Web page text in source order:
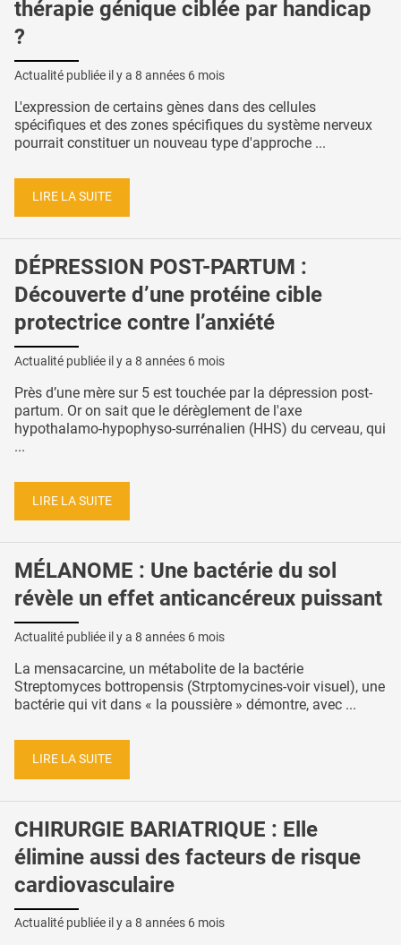
thérapie génique ciblée par handicap
?
Actualité publiée il y a 8 années 6 mois
L'expression de certains gènes dans des cellules
spécifiques et des zones spécifiques du système nerveux
pourrait constituer un nouveau type d'approche ...
LIRE LA SUITE
DÉPRESSION POST-PARTUM :
Découverte d’une protéine cible
protectrice contre l’anxiété
Actualité publiée il y a 8 années 6 mois
Près d’une mère sur 5 est touchée par la dépression post-
partum. Or on sait que le dérèglement de l'axe
hypothalamo-hypophyso-surrénalien (HHS) du cerveau, qui
...
LIRE LA SUITE
MÉLANOME : Une bactérie du sol
révèle un effet anticancéreux puissant
Actualité publiée il y a 8 années 6 mois
La mensacarcine, un métabolite de la bactérie
Streptomyces bottropensis (Strptomycines-voir visuel), une
bactérie qui vit dans « la poussière » démontre, avec ...
LIRE LA SUITE
CHIRURGIE BARIATRIQUE : Elle
élimine aussi des facteurs de risque
cardiovasculaire
Actualité publiée il y a 8 années 6 mois